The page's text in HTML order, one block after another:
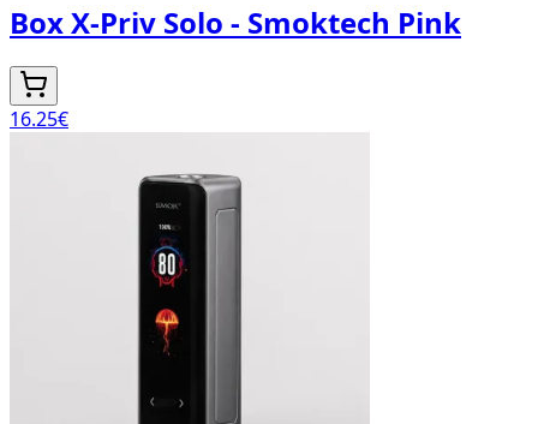
Box X-Priv Solo - Smoktech Pink
16.25€